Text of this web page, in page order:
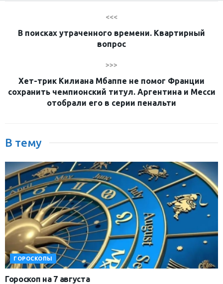
<<<
В поисках утраченного времени. Квартирный
вопрос
>>>
Хет-трик Килиана Мбаппе не помог Франции
сохранить чемпионский титул. Аргентина и Месси
отобрали его в серии пенальти
В тему
ГОРОСКОПЫ
Гороскоп на 7 августа